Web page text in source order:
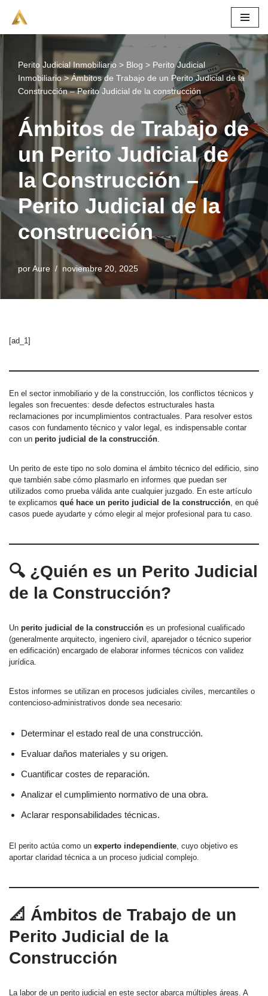
Saltar
contenido
Perito Judicial Inmobiliario > Blog > Perito Judicial
Inmobiliario>Ámbitos de Trabajo de un Perito Judicial de la
Construcción – Perito Judicial de la construcción
Ámbitos de Trabajo de
un Perito Judicial de
la Construcción –
Perito Judicial de la
construcción
por Aure noviembre 20, 2025
[ad_1]
En el sector inmobiliario y de la construcción, los conflictos técnicos y
legales son frecuentes: desde defectos estructurales hasta
reclamaciones por incumplimientos contractuales. Para resolver estos
casos con fundamento técnico y valor legal, es indispensable contar
con un perito judicial de la construcción.
Un perito de este tipo no solo domina el ámbito técnico del edificio, sino
que también sabe cómo plasmarlo en informes que puedan ser
utilizados como prueba válida ante cualquier juzgado. En este artículo
te explicamos qué hace un perito judicial de la construcción, en qué
casos puede ayudarte y cómo elegir al mejor profesional para tu caso.
🔍 ¿Quién es un Perito Judicial
de la Construcción?
Un perito judicial de la construcción es un profesional cualificado
(generalmente arquitecto, ingeniero civil, aparejador o técnico superior
en edificación) encargado de elaborar informes técnicos con validez
jurídica.
Estos informes se utilizan en procesos judiciales civiles, mercantiles o
contencioso-administrativos donde sea necesario:
Determinar el estado real de una construcción.
Evaluar daños materiales y su origen.
Cuantificar costes de reparación.
Analizar el cumplimiento normativo de una obra.
Aclarar responsabilidades técnicas.
El perito actúa como un experto independiente, cuyo objetivo es
aportar claridad técnica a un proceso judicial complejo.
📐 Ámbitos de Trabajo de un
Perito Judicial de la
Construcción
La labor de un perito judicial en este sector abarca múltiples áreas. A